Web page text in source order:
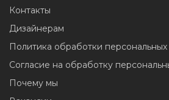
Контакты
Дизайнерам
Политика обработки
Согласие на обработку
Почему мы